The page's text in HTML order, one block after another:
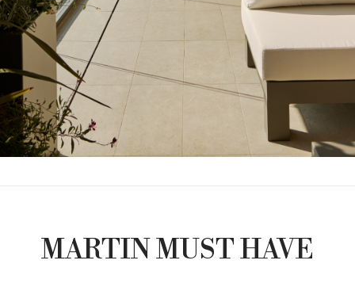
MARTIN MUST HAVE